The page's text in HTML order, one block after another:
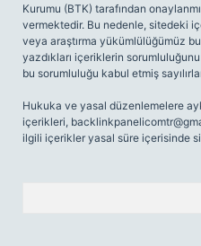
Kurumu (BTK) tarafından
vermektedir. Bu nedenle, sitedeki
veya araştırma yükümlülüğümüz
yazdıkları içeriklerin
bu sorumluluğu kabul etmiş
Hukuka ve yasal düzenlemelere
içerikleri,
ilgili içerikler yasal süre içerisinde